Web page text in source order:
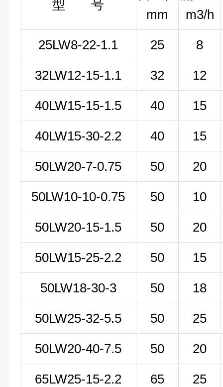
型 号
mm
m3/h
25LW8-22-1.1 25 8
32LW12-15-1.1 32 12
40LW15-15-1.5 40 15
40LW15-30-2.2 40 15
50LW20-7-0.75 50 20
50LW10-10-0.75 50 10
50LW20-15-1.5 50 20
50LW15-25-2.2 50 15
50LW18-30-3 50 18
50LW25-32-5.5 50 25
50LW20-40-7.5 50 20
65LW25-15-2.2 65 25